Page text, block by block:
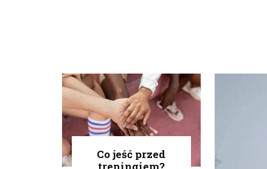
Co jeść przed
treningiem?